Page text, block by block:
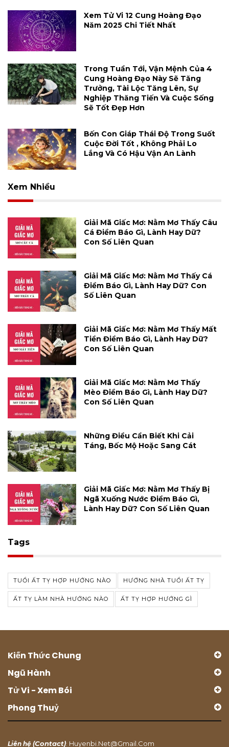
Xem Tử Vi 12 Cung Hoàng Đạo
Năm 2025 Chi Tiết Nhất
Trong Tuần Tới, Vận Mệnh Của 4
Cung Hoàng Đạo Này Sẽ Tăng
Trưởng, Tài Lộc Tăng Lên, Sự
Nghiệp Thăng Tiến Và Cuộc Sống
Sẽ Tốt Đẹp Hơn
Bốn Con Giáp Thái Độ Trong Suốt
Cuộc Đời Tốt , Không Phải Lo
Lắng Và Có Hậu Vận An Lành
Xem Nhiều
Giải Mã Giấc Mơ: Nằm Mơ Thấy Câu
Cá Điềm Báo Gì, Lành Hay Dữ?
Con Số Liên Quan
Giải Mã Giấc Mơ: Nằm Mơ Thấy Cá
Điềm Báo Gì, Lành Hay Dữ? Con
Số Liên Quan
Giải Mã Giấc Mơ: Nằm Mơ Thấy Mất
Tiền Điềm Báo Gì, Lành Hay Dữ?
Con Số Liên Quan
Giải Mã Giấc Mơ: Nằm Mơ Thấy
Mèo Điềm Báo Gì, Lành Hay Dữ?
Con Số Liên Quan
Những Điều Cần Biết Khi Cải
Táng, Bốc Mộ Hoặc Sang Cát
Giải Mã Giấc Mơ: Nằm Mơ Thấy Bị
Ngã Xuống Nước Điềm Báo Gì,
Lành Hay Dữ? Con Số Liên Quan
Tags
TUỔI ẤT TỴ HỢP HƯỚNG NÀO HƯỚNG NHÀ TUỔI ẤT TỴ
ẤT TỴ LÀM NHÀ HƯỚNG NÀO ẤT TỴ HỢP HƯỚNG GÌ
Kiến Thức Chung
Ngũ Hành
Tử Vi - Xem Bói
Phong Thuỷ
Liên hệ (Contact): Huyenbi.net@gmail.com